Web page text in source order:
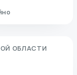
ОБЛАСТИ